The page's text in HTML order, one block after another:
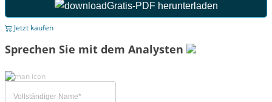
Gratis-PDF herunterladen
Jetzt kaufen
Sprechen Sie mit dem Analysten